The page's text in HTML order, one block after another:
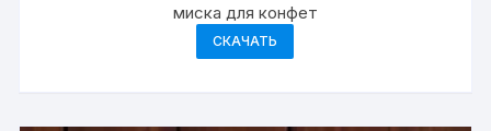
миска для конфет
СКАЧАТЬ